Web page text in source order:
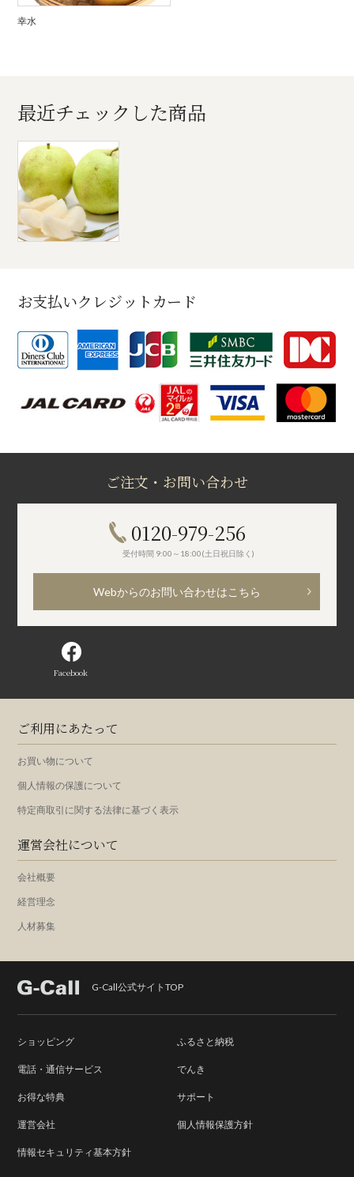
幸水
最近チェックした商品
お支払いクレジットカード
ご注文・お問い合わせ
0120-979-256
受付時間 9:00～18:00(土日祝日除く)
Webからのお問い合わせはこちら
Facebook
ご利用にあたって
お買い物について
個人情報の保護について
特定商取引に関する法律に基づく表示
運営会社について
会社概要
経営理念
人材募集
G-Call公式サイトTOP
ショッピング ふるさと納税
電話・通信サービス でんき
お得な特典 サポート
運営会社 個人情報保護方針
情報セキュリティ基本方針